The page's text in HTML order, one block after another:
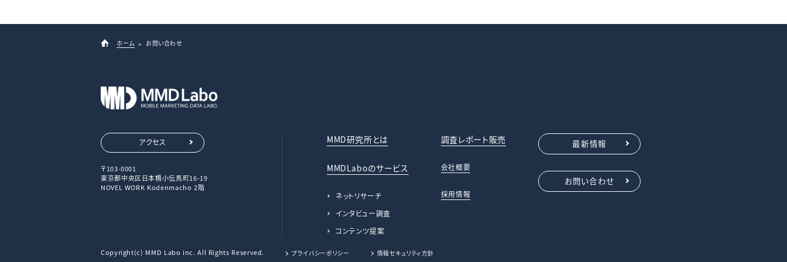
ホーム お問い合わせ
MMD研究所とは
MMDLaboのサービス
ネットリサーチ
インタビュー調査
コンテンツ提案
調査レポート販売
会社概要
採用情報
最新情報
お問い合わせ
アクセス
〒103-0001
東京都中央区日本橋小伝馬町16-19
NOVEL WORK Kodenmacho 2階
Copyright(c) MMD Labo inc. All Rights Reserved. プライバシーポリシー 情報セキュリティ方針